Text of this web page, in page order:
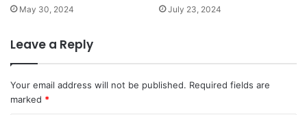
May 30, 2024 July 23, 2024
Leave a Reply
Your email address will not be published. Required fields are
marked *